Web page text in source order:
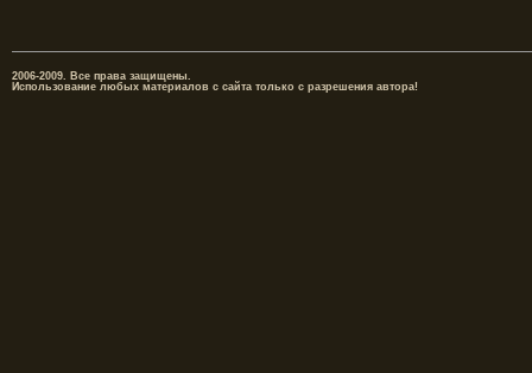
2006-2009. Все права защищены.
Использование любых материалов с сайта только с разрешения автора!